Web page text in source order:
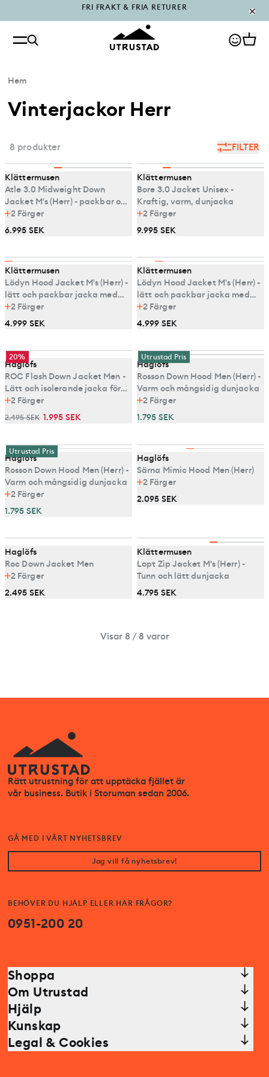
Hem
Vinterjackor Herr
FILTER
8 produkter
Klättermusen
Atle 3.0 Midweight Down
Jacket M's (Herr) - packbar och
varm dunjacka
2 Färger
6.995 SEK
Klättermusen
Bore 3.0 Jacket Unisex -
Kraftig, varm, dunjacka
2 Färger
9.995 SEK
Klättermusen
Lödyn Hood Jacket M's (Herr) -
lätt och packbar jacka med
syntetisolering
2 Färger
4.999 SEK
Klättermusen
Lödyn Hood Jacket M's (Herr) -
lätt och packbar jacka med
syntetisolering
2 Färger
4.999 SEK
20%
Haglöfs
ROC Flash Down Jacket Men -
Lätt och isolerande jacka för
alpina äventyr
2 Färger
2.495 SEK 1.995 SEK
Utrustad Pris
Haglöfs
Rosson Down Hood Men (Herr) -
Varm och mångsidig dunjacka
2 Färger
1.795 SEK
Utrustad Pris
Haglöfs
Rosson Down Hood Men (Herr) -
Varm och mångsidig dunjacka
2 Färger
1.795 SEK
Haglöfs
Särna Mimic Hood Men (Herr)
2 Färger
2.095 SEK
Haglöfs
Roc Down Jacket Men
2 Färger
2.495 SEK
Klättermusen
Lopt Zip Jacket M's (Herr) -
Tunn och lätt dunjacka
4.795 SEK
Visar 8 / 8 varor
Rätt utrustning för att upptäcka fjället är
vår business. Butik i Storuman sedan 2006.
BEHÖVER DU HJÄLP ELLER HAR FRÅGOR?
0951-200 20
GÅ MED I VÅRT NYHETSBREV
Jag vill få nyhetsbrev!
Shoppa
Om Utrustad
Hjälp
Kunskap
Legal & Cookies